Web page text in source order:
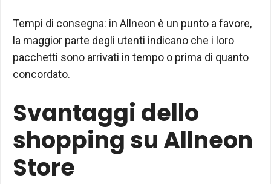
Tempi di consegna: in Allneon è un punto a favore,
la maggior parte degli utenti indicano che i loro
pacchetti sono arrivati in tempo o prima di quanto
concordato.
Svantaggi dello
shopping su Allneon
Store